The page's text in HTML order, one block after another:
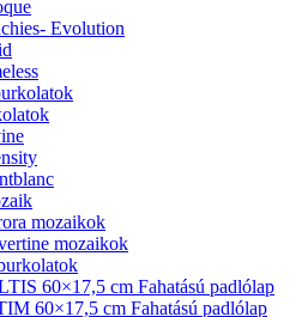
Evolution
mozaikok
mozaikok
60×17,5 cm Fahatású padlólap
60×17,5 cm Fahatású padlólap